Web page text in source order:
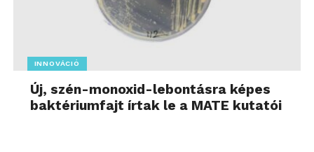
INNOVÁCIÓ
Új, szén-monoxid-lebontásra képes
baktériumfajt írtak le a MATE kutatói